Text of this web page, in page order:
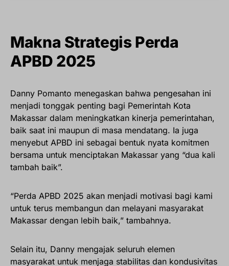
Makna Strategis Perda
APBD 2025
Danny Pomanto menegaskan bahwa pengesahan ini
menjadi tonggak penting bagi Pemerintah Kota
Makassar dalam meningkatkan kinerja pemerintahan,
baik saat ini maupun di masa mendatang. Ia juga
menyebut APBD ini sebagai bentuk nyata komitmen
bersama untuk menciptakan Makassar yang “dua kali
tambah baik”.
“Perda APBD 2025 akan menjadi motivasi bagi kami
untuk terus membangun dan melayani masyarakat
Makassar dengan lebih baik,” tambahnya.
Selain itu, Danny mengajak seluruh elemen
masyarakat untuk menjaga stabilitas dan kondusivitas